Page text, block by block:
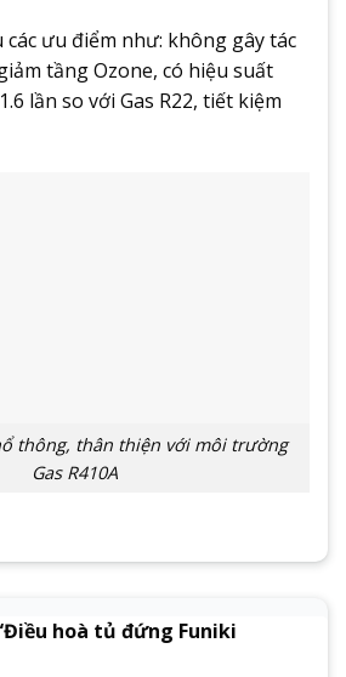
các ưu điểm như: không gây tác
tầng Ozone, có hiệu suất
lần so với Gas R22, tiết kiệm
thông, thân thiện với môi trường
Gas R410A
hoà tủ đứng Funiki